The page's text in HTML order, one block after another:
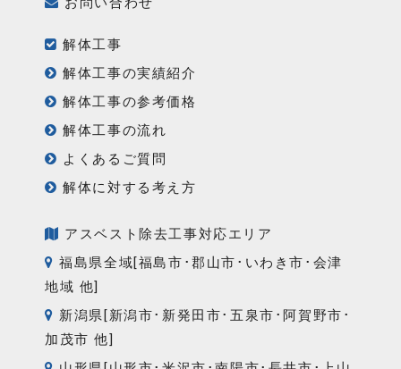
解体工事
解体工事の実績紹介
解体工事の参考価格
解体工事の流れ
よくあるご質問
解体に対する考え方
アスベスト除去工事対応エリア
福島県全域[福島市･郡山市･いわき市･会津
地域 他]
新潟県[新潟市･新発田市･五泉市･阿賀野市･
加茂市 他]